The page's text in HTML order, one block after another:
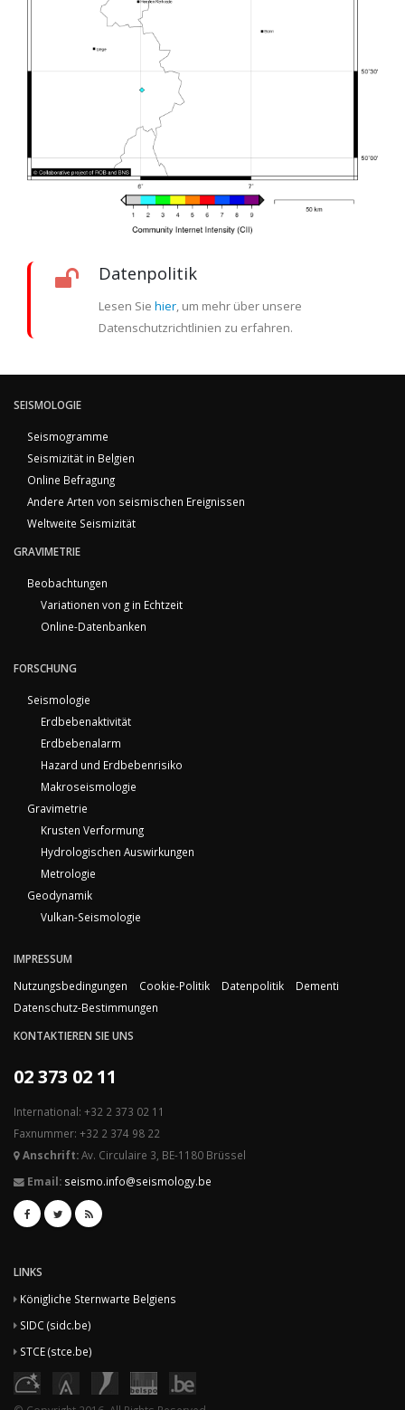
Datenpolitik
Lesen Sie hier, um mehr über unsere
Datenschutzrichtlinien zu erfahren.
SEISMOLOGIE
Seismogramme
Seismizität in Belgien
Online Befragung
Andere Arten von seismischen Ereignissen
Weltweite Seismizität
GRAVIMETRIE
Beobachtungen
Variationen von g in Echtzeit
Online-Datenbanken
FORSCHUNG
Seismologie
Erdbebenaktivität
Erdbebenalarm
Hazard und Erdbebenrisiko
Makroseismologie
Gravimetrie
Krusten Verformung
Hydrologischen Auswirkungen
Metrologie
Geodynamik
Vulkan-Seismologie
IMPRESSUM
Nutzungsbedingungen
Cookie-Politik Datenpolitik
Dementi
Datenschutz-Bestimmungen
KONTAKTIEREN SIE UNS
02 373 02 11
International: +32 2 373 02 11
Faxnummer: +32 2 374 98 22
Anschrift:Av. Circulaire 3, BE-1180 Brüssel
Email: seismo.info@seismology.be
LINKS
Königliche Sternwarte Belgiens
SIDC (sidc.be)
STCE (stce.be)